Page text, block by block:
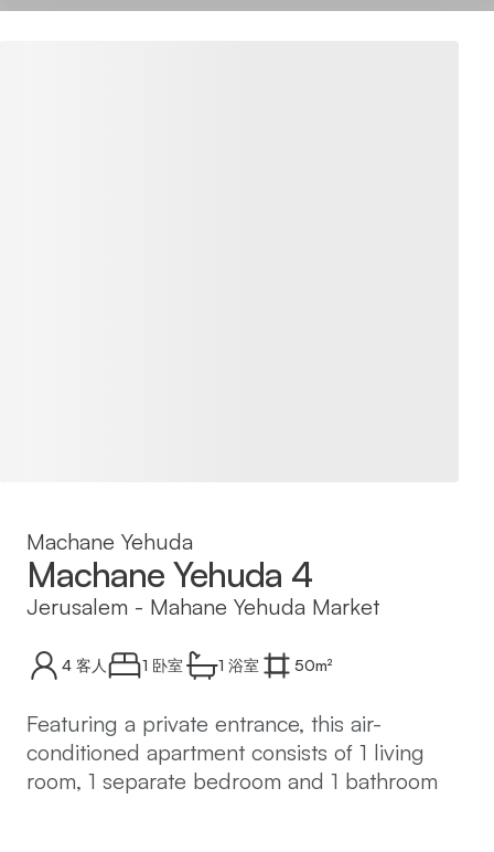
Machane Yehuda
Machane Yehuda 4
Jerusalem - Mahane Yehuda Market
4 客人 1 卧室 1 浴室 50m²
Featuring a private entrance, this air-
conditioned apartment consists of 1 living
room, 1 separate bedroom and 1 bathroom